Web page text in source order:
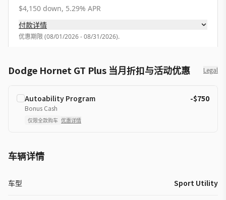
$4,150 down, 5.29% APR
付款详情
优惠期限 (08/01/2026 - 08/31/2026).
Dodge Hornet GT Plus 当月折扣与活动优惠 Legal
Autoability Program
Bonus Cash
仅限全款购车 优惠详情
-$750
车辆详情
车型 Sport Utility